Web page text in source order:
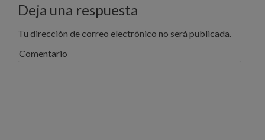
Deja una respuesta
Tu dirección de correo electrónico no será publicada.
Comentario